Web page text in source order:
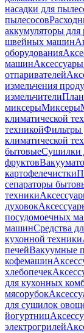
насадки для
пылесосов
аккумуляторы для
швейных машин
оборудования
машин
отпаривателей
измельчения
измельчители
миксерыМиксеры
климатической
техникойФильтры
климатической
бытовыеСушилки
фруктов
картофелечистки
сепараторы
техники
духовок
посудомоечных
машинСредства
кухонной техники
печейВакуумные
кофемашин
хлебопечек
для кухонных
мясорубок
для сушилок
йогуртниц
электрогрилей